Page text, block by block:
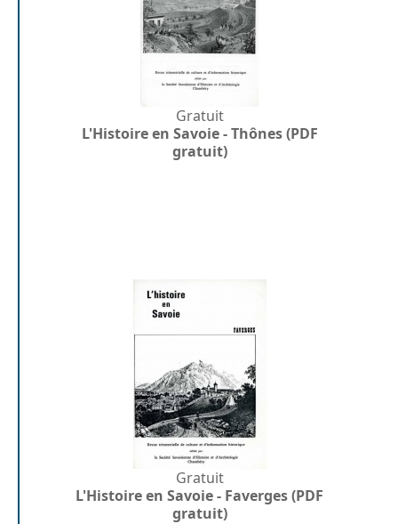
Gratuit
L'Histoire en Savoie - Thônes (PDF
gratuit)
Gratuit
L'Histoire en Savoie - Faverges (PDF
gratuit)